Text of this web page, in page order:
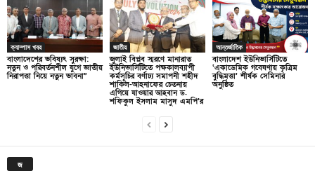
ক্যাম্পাস খবর
বাংলাদেশের ভবিষ্যৎ সুরক্ষা:
নতুন ও পরিবর্তনশীল যুগে জাতীয়
নিরাপত্তা নিয়ে নতুন ভাবনা”
জাতীয়
জুলাই বিপ্লব স্মরণে মানারাত
ইউনিভার্সিটিতে পক্ষকালব্যাপী
কর্মসূচির বর্ণাঢ্য সমাপনী শহীদ
শাকিল-আহনাফের চেতনায়
এগিয়ে যাওয়ার আহবান ড.
শফিকুল ইসলাম মাসুদ এমপি’র
আন্তর্জাতিক
বাংলাদেশ ইউনিভার্সিটিতে
‘একাডেমিক গবেষণায় কৃত্রিম
বুদ্ধিমত্তা’ শীর্ষক সেমিনার
অনুষ্ঠিত
জ